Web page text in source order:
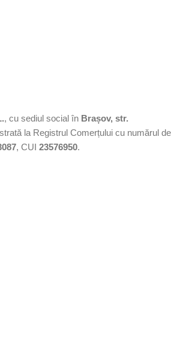
, cu sediul social în Brașov, str.
la Registrul Comerțului cu numărul de
, CUI 23576950.​